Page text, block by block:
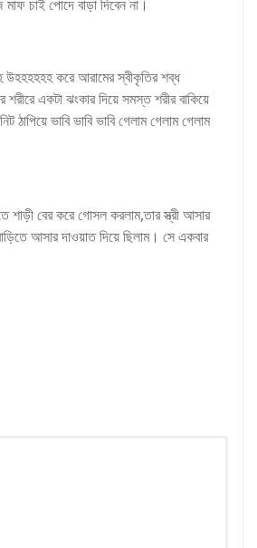
চাই পোদে বাড়া দিবেন না।
করে আরামের স্বীকৃতির শব্ধ
একটা ঝংকার দিয়ে সমস্ত শরীর বাকিয়ে
ভাবি ভাবি ভাবি গেলাম গেলাম গেলাম
শাড়ী বের করে গোসল করলাম,তার স্ত্রী আসার
আসার দাওয়াত দিয়ে ছিলাম। সে একবার